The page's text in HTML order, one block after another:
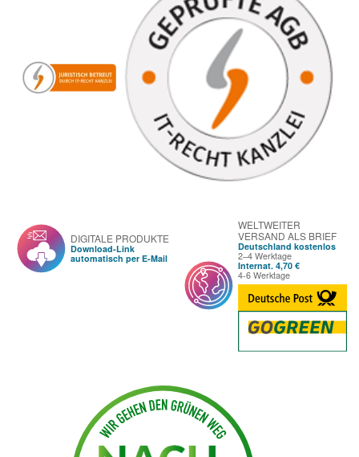
DIGITALE PRODUKTE
Download-Link
automatisch per E-Mail
WELTWEITER
VERSAND ALS BRIEF
Deutschland kostenlos
2–4 Werktage
Internat. 4,70 €
4-6 Werktage